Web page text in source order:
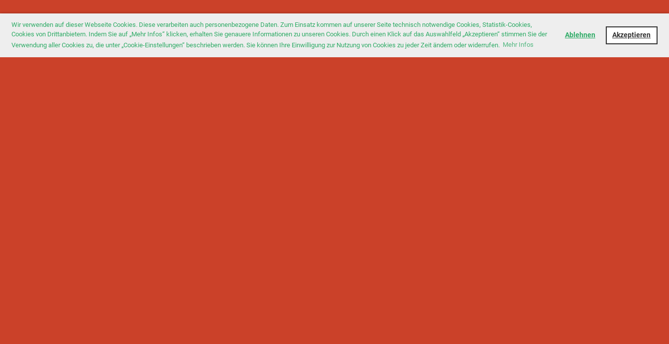
Wir verwenden auf dieser Webseite Cookies. Diese verarbeiten auch personenbezogene Daten. Zum Einsatz kommen auf unserer Seite technisch notwendige Cookies, Statistik-Cookies,
Cookies von Drittanbietern. Indem Sie auf „Mehr Infos“ klicken, erhalten Sie genauere Informationen zu unseren Cookies. Durch einen Klick auf das Auswahlfeld „Akzeptieren“ stimmen Sie der
Verwendung aller Cookies zu, die unter „Cookie-Einstellungen“ beschrieben werden. Sie können Ihre Einwilligung zur Nutzung von Cookies zu jeder Zeit ändern oder widerrufen. Mehr Infos
Ablehnen Akzeptieren